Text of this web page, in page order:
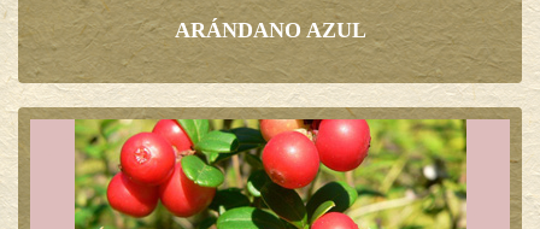
ARÁNDANO AZUL